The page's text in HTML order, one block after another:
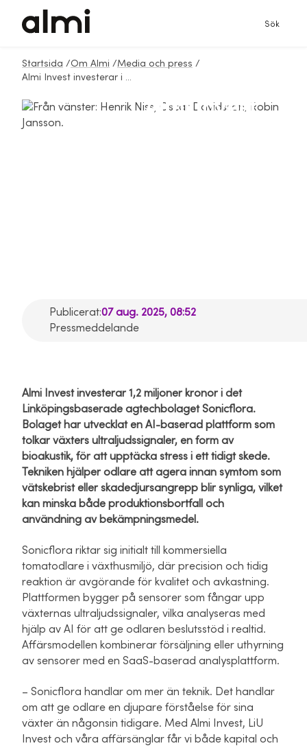
Sök
Startsida /Om Almi /Media och press /
Almi Invest investerar i Sonicflora, AI-baserad plattform för optimering av växtodling
Almi Invest
Publicerat:07 aug. 2025, 08:52
Pressmeddelande
Almi Invest investerar 1,2 miljoner kronor i det
Linköpingsbaserade agtechbolaget Sonicflora.
Bolaget har utvecklat en AI-baserad plattform som
tolkar växters ultraljudssignaler, en form av
bioakustik, för att upptäcka stress i ett tidigt skede.
Tekniken hjälper odlare att agera innan symtom som
vätskebrist eller skadedjursangrepp blir synliga, vilket
kan minska både produktionsbortfall och
användning av bekämpningsmedel.
Sonicflora riktar sig initialt till kommersiella
tomatodlare i växthusmiljö, där precision och tidig
reaktion är avgörande för kvalitet och avkastning.
Plattformen bygger på sensorer som fångar upp
växternas ultraljudssignaler, vilka analyseras med
hjälp av AI för att ge odlaren beslutsstöd i realtid.
Affärsmodellen kombinerar försäljning eller uthyrning
av sensorer med en SaaS-baserad analysplattform.
– Sonicflora handlar om mer än teknik. Det handlar
om att ge odlare en djupare förståelse för sina
växter än någonsin tidigare. Med Almi Invest, LiU
Invest och våra affärsänglar får vi både kapital och